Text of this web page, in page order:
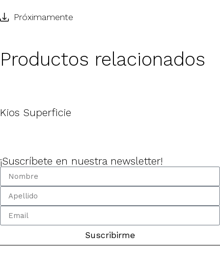
Próximamente
Productos relacionados
Kios Superficie
¡Suscríbete en nuestra newsletter!
Suscribirme